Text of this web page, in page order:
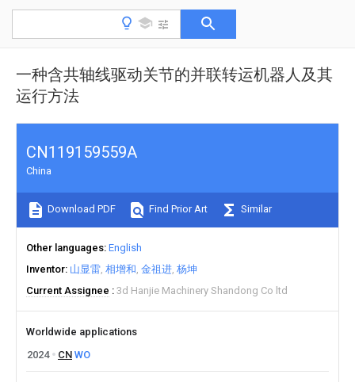
一种含共轴线驱动关节的并联转运机器人及其
运行方法
CN119159559A
China
Download PDF Find Prior Art Similar
Other languages English
Inventor 山显雷 相增和 金祖进 杨坤
Current Assignee
3d Hanjie Machinery Shandong Co ltd
Worldwide applications
2024
CN WO